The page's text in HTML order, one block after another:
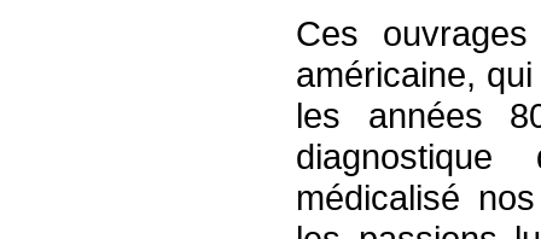
Ces
américaine,
les années
médicalisé